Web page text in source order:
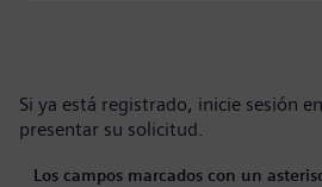
Si ya está registrado, inicie sesión
presentar su solicitud.
Los campos marcados con un